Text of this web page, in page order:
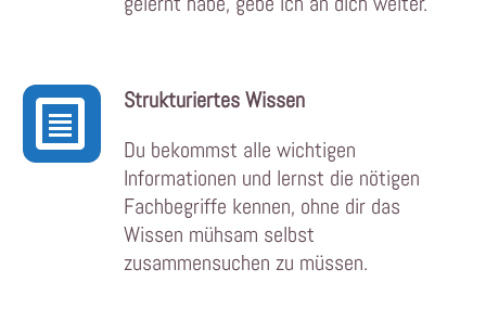
Strukturiertes Wissen
Du bekommst alle wichtigen
Informationen und lernst die nötigen
Fachbegriffe kennen, ohne dir das
Wissen mühsam selbst
zusammensuchen zu müssen.